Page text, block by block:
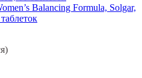
Balancing Formula, Solgar,